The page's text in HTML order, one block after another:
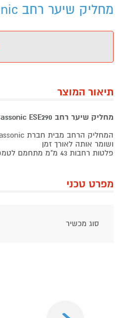
מחליק שיער רחב Sassonic ESE290 sassonic - מידע נוסף
תיאור המוצר
מחליק שיער רחב Sassonic ESE290
ושומר אותה לאורך זמן
פלטות רחבות 43 מ"מ מתחמם לטמפ’ 230 מעלות לשימוש מקצועי וביתי
מפרט טכני
סוג מכשיר